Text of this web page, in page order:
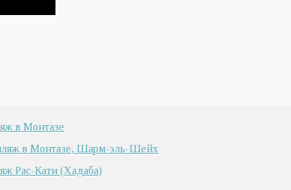
в Монтазе
в Монтазе, Шарм-эль-Шейх
Рас-Кати (Хадаба)